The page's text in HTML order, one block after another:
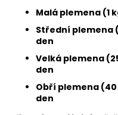
Malá plemena (1
Střední plemena
den
Velká plemena
den
Obří plemena (40
den